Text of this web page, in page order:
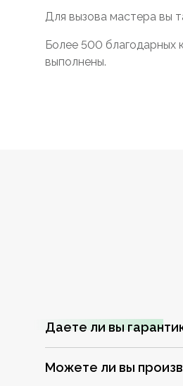
Для вызова мастера вы
Более 500 благодарных
выполнены.
Даете ли вы
Можете ли вы